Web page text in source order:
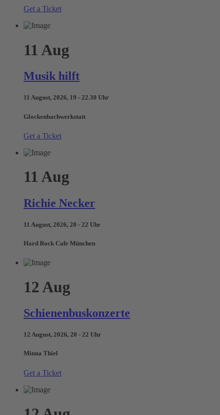
Get a Ticket
11 Aug
Musik hilft
11 August, 2026, 19 - 22.30 Uhr
Glockenbachwerkstatt
Get a Ticket
11 Aug
Richie Necker
11 August, 2026, 20 - 22 Uhr
Hard Rock Cafe München
12 Aug
Schienenbuskonzerte
12 August, 2026, 20 - 22 Uhr
Minna Thiel
Get a Ticket